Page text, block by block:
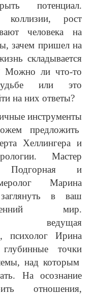
потенциал.
рост
человека на
зачем пришел на
складывается
Можно ли что-то
или это
на них ответы?
инструменты
предложить
Хеллингера и
Мастер
Подгорная и
Марина
в ваш
мир.
ведущая
психолог Ирина
точки
над которым
На осознание
отношения,